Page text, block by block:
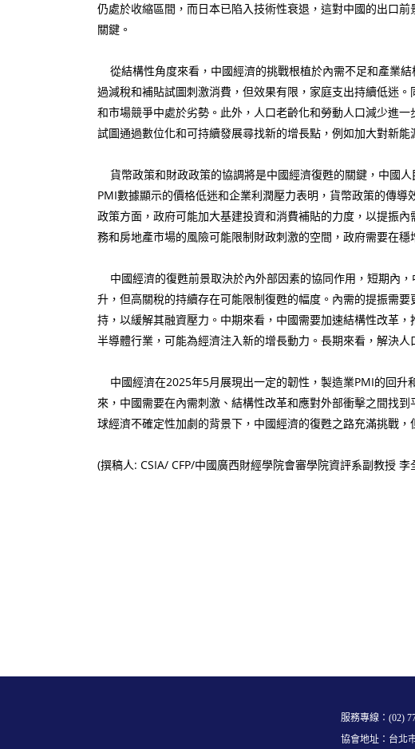
仍處於收縮區間，而日本已陷入技術性衰退，這對中國的出口
關鍵。
從結構性角度來看，中國經濟的挑戰根植於內需不足和產業
過減稅和補貼試圖刺激消費，但效果有限，家庭支出持續低迷
和市場競爭中處於劣勢。此外，人口老齡化和勞動人口減少進
試圖通過數位化和可持續發展尋找新的增長點，例如加大對新
貨幣政策和財政政策的協調將是中國經濟復甦的關鍵，中國
PMI數據顯示的價格低迷和企業利潤壓力表明，貨幣政策的傳
政策方面，政府可能加大基建投資和消費補貼的力度，以提振
務和房地產市場的風險可能限制財政刺激的空間，政府需要在穩
中國經濟的復甦前景取決於內外部因素的協同作用，短期內
升，但高關稅的持續存在可能限制復甦的幅度。內需的提振需
持，以緩解其融資壓力。中期來看，中國需要加速結構性改革
半導體行業，可能為經濟注入新的增長動力。長期來看，解決
中國經濟在2025年5月展現出一定的韌性，製造業PMI的回升
來，中國需要在內需刺激、結構性改革和應對外部衝擊之間找
球經濟不確定性加劇的背景下，中國經濟的復甦之路充滿挑戰
(撰稿人: CSIA/ CFP/中國廣西財經學院會審學院資評系副教授 李
服務專線：(02)
協會地址：台北